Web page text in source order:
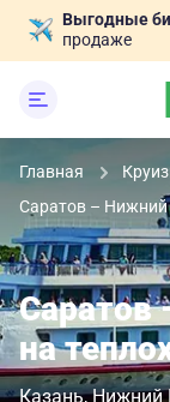
Выгодные
продаже
Главная
Саратов – Нижний
Саратов
на
Казань Нижний